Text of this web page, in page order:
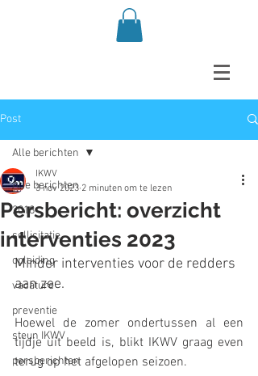
Post
Alle berichten
2018
sollicitatie
opleiding
vacature
preventie
steun IKWV
persberichten
Alle berichten
Persbericht: overzicht
interventies 2023
IKWV
3 nov 2023 2 minuten om te lezen
Minder interventies voor de redders
aan zee.
Hoewel de zomer ondertussen al een
tijdje uit beeld is, blikt IKWV graag even
terug op het afgelopen seizoen.